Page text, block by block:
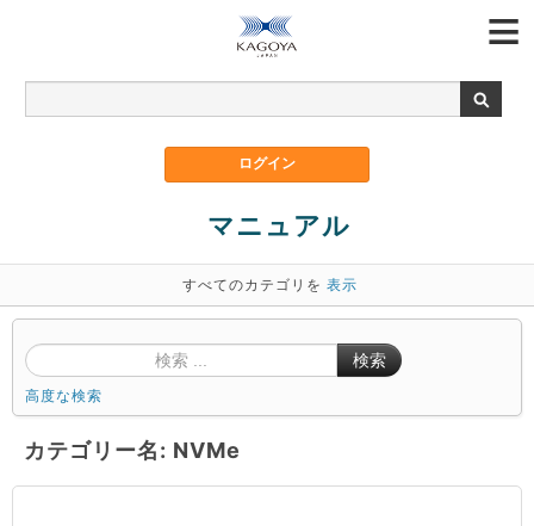
マニュアル
すべてのカテゴリを 表示
検索
高度な検索
カテゴリー名: NVMe